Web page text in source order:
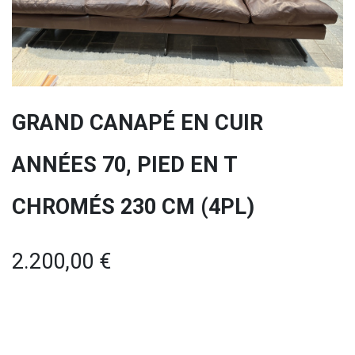
GRAND CANAPÉ EN CUIR
ANNÉES 70, PIED EN T
CHROMÉS 230 CM (4PL)
2.200,00 €